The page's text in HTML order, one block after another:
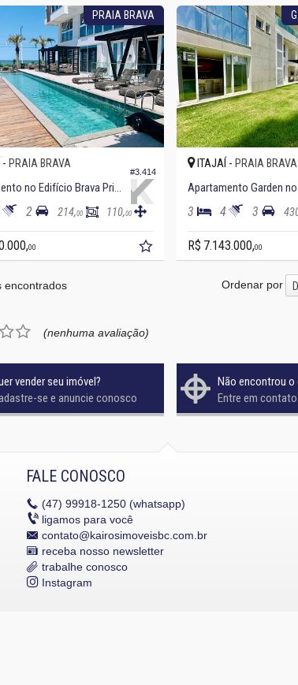
PRAIA BRAVA
#3.414
PRAIA BRAVA
Apartamento no Edifício Brava Prime Residence
2 214,00 110,00
00
ITAJAÍ - PRAIA BRAVA
3 4 3
R$ 7.143.000,00
Ordenar por
(nenhuma avaliação)
vender seu imóvel?
se e anuncie conosco
Não encontrou o
Entre em contato
FALE CONOSCO
(47) 99918-1250 (whatsapp)
ligamos para você
contato@kairosimoveisbc.com.br
receba nosso newsletter
trabalhe conosco
Instagram